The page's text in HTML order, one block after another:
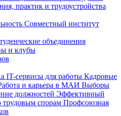
практик и трудоустройства
Совместный институт
объединения
и клубы
IT-сервисы для работы Кадровые
и карьера в МАИ Выборы
должностей Эффективный
трудовым спорам Профсоюзная